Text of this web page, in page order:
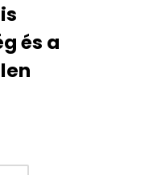
és a